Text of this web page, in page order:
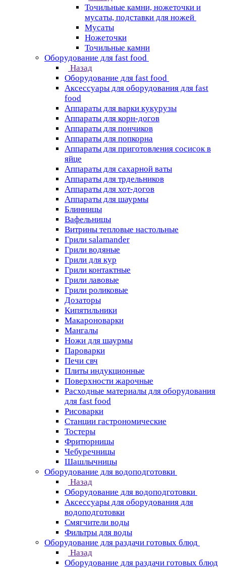
Точильные камни, ножеточки и
мусаты, подставки для ножей
Мусаты
Ножеточки
Точильные камни
Оборудование для fast food
Назад
Оборудование для fast food
Аксессуары для оборудования для fast
food
Аппараты для варки кукурузы
Аппараты для корн-догов
Аппараты для пончиков
Аппараты для попкорна
Аппараты для приготовления сосисок в
яйце
Аппараты для сахарной ваты
Аппараты для трдельников
Аппараты для хот-догов
Аппараты для шаурмы
Блинницы
Вафельницы
Витрины тепловые настольные
Грили salamander
Грили водяные
Грили для кур
Грили контактные
Грили лавовые
Грили роликовые
Дозаторы
Кипятильники
Макароноварки
Мангалы
Ножи для шаурмы
Пароварки
Печи свч
Плиты индукционные
Поверхности жарочные
Расходные материалы для оборудования
для fast food
Рисоварки
Станции гастрономические
Тостеры
Фритюрницы
Чебуречницы
Шашлычницы
Оборудование для водоподготовки
Назад
Оборудование для водоподготовки
Аксессуары для оборудования для
водоподготовки
Смягчители воды
Фильтры для воды
Оборудование для раздачи готовых блюд
Назад
Оборудование для раздачи готовых блюд